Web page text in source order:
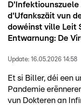
d'Ufankszäit vun
dowéinst ville Leit
Entwarnung: De
Update: 16.05.2026 14:58
Et si Biller, déi een
Pandemie
vun Dokteren an